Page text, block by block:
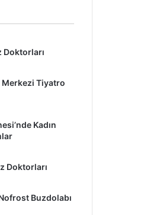
Doktorları
Merkezi Tiyatro
Kadın
Doktorları
Buzdolabı